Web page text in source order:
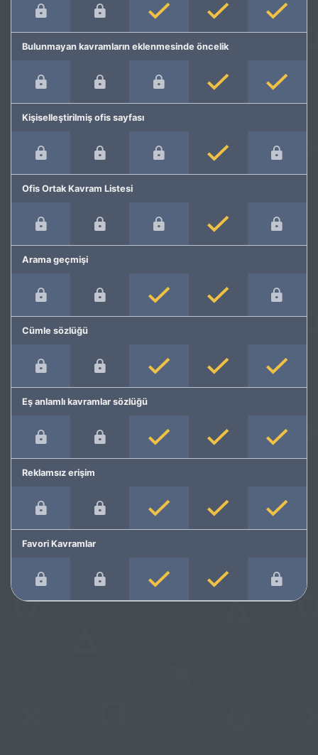
Bulunmayan kavramların eklenmesinde öncelik
Kişiselleştirilmiş ofis sayfası
Ofis Ortak Kavram Listesi
Arama geçmişi
Cümle sözlüğü
Eş anlamlı kavramlar sözlüğü
Reklamsız erişim
Favori Kavramlar